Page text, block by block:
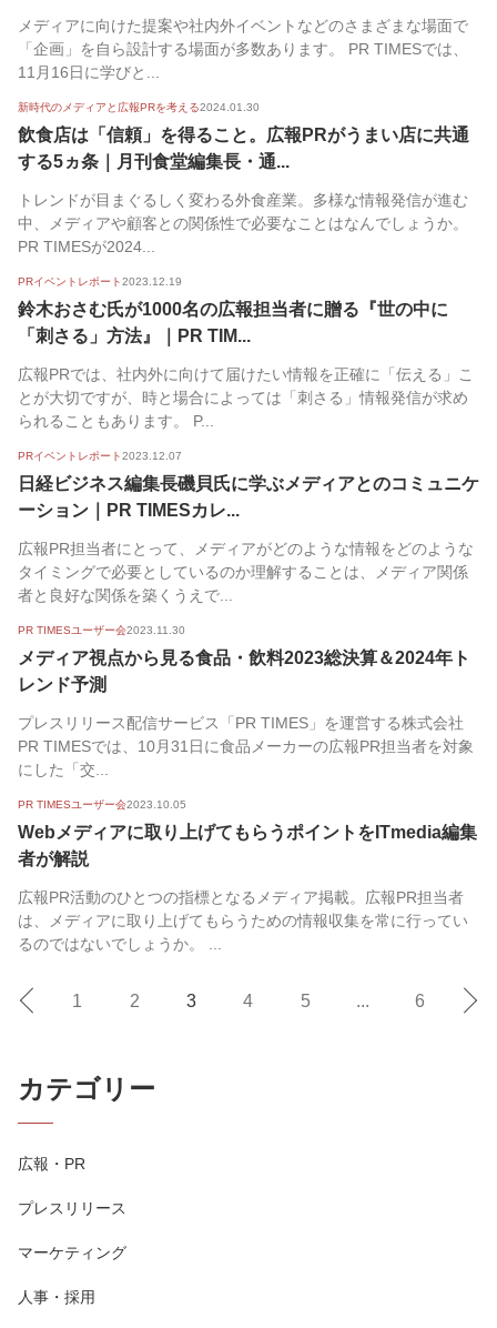
メディアに向けた提案や社内外イベントなどのさまざまな場面で
「企画」を自ら設計する場面が多数あります。 PR TIMESでは、
11月16日に学びと...
新時代のメディアと広報PRを考える2024.01.30
飲食店は「信頼」を得ること。広報PRがうまい店に共通
する5ヵ条｜月刊食堂編集長・通...
トレンドが目まぐるしく変わる外食産業。多様な情報発信が進む
中、メディアや顧客との関係性で必要なことはなんでしょうか。
PR TIMESが2024...
PRイベントレポート2023.12.19
鈴木おさむ氏が1000名の広報担当者に贈る『世の中に
「刺さる」方法』｜PR TIM...
広報PRでは、社内外に向けて届けたい情報を正確に「伝える」こ
とが大切ですが、時と場合によっては「刺さる」情報発信が求め
られることもあります。 P...
PRイベントレポート2023.12.07
日経ビジネス編集長磯貝氏に学ぶメディアとのコミュニケ
ーション｜PR TIMESカレ...
広報PR担当者にとって、メディアがどのような情報をどのような
タイミングで必要としているのか理解することは、メディア関係
者と良好な関係を築くうえで...
PR TIMESユーザー会2023.11.30
メディア視点から見る食品・飲料2023総決算＆2024年ト
レンド予測
プレスリリース配信サービス「PR TIMES」を運営する株式会社
PR TIMESでは、10月31日に食品メーカーの広報PR担当者を対象
にした「交...
PR TIMESユーザー会2023.10.05
Webメディアに取り上げてもらうポイントをITmedia編集
者が解説
広報PR活動のひとつの指標となるメディア掲載。広報PR担当者
は、メディアに取り上げてもらうための情報収集を常に行ってい
るのではないでしょうか。 ...
1 2 3 4 5 ... 6
カテゴリー
広報・PR
プレスリリース
マーケティング
人事・採用